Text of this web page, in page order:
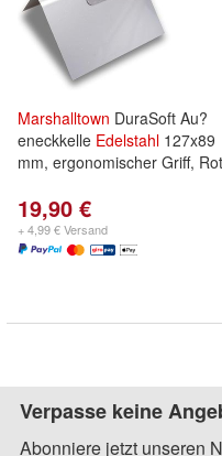
Marshalltown DuraSoft Au?
eneckkelle Edelstahl 127x89
mm, ergonomischer Griff, Rot
19,90 €
+ 4,99 € Versand
Verpasse keine
Abonniere jetzt unseren